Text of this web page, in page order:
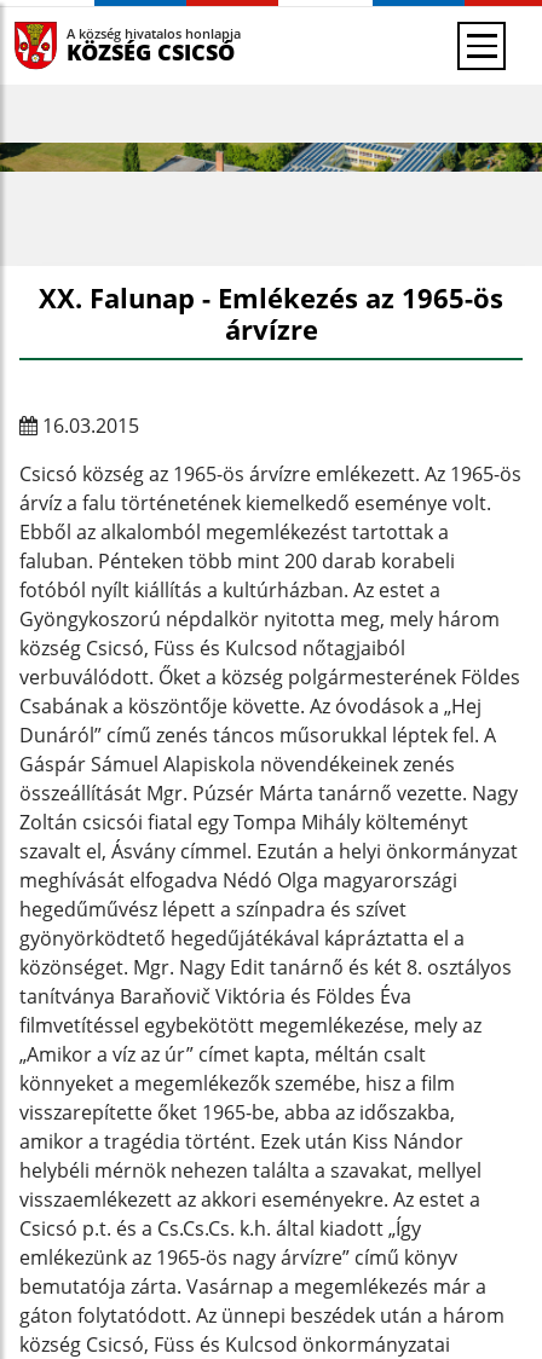
A község hivatalos honlapja
KÖZSÉG CSICSÓ
XX. Falunap - Emlékezés az 1965-ös
árvízre
16.03.2015
Csicsó község az 1965-ös árvízre emlékezett. Az 1965-ös
árvíz a falu történetének kiemelkedő eseménye volt.
Ebből az alkalomból megemlékezést tartottak a
faluban. Pénteken több mint 200 darab korabeli
fotóból nyílt kiállítás a kultúrházban. Az estet a
Gyöngykoszorú népdalkör nyitotta meg, mely három
község Csicsó, Füss és Kulcsod nőtagjaiból
verbuválódott. Őket a község polgármesterének Földes
Csabának a köszöntője követte. Az óvodások a „Hej
Dunáról” című zenés táncos műsorukkal léptek fel. A
Gáspár Sámuel Alapiskola növendékeinek zenés
összeállítását Mgr. Púzsér Márta tanárnő vezette. Nagy
Zoltán csicsói fiatal egy Tompa Mihály költeményt
szavalt el, Ásvány címmel. Ezután a helyi önkormányzat
meghívását elfogadva Nédó Olga magyarországi
hegedűművész lépett a színpadra és szívet
gyönyörködtető hegedűjátékával kápráztatta el a
közönséget. Mgr. Nagy Edit tanárnő és két 8. osztályos
tanítványa Baraňovič Viktória és Földes Éva
filmvetítéssel egybekötött megemlékezése, mely az
„Amikor a víz az úr” címet kapta, méltán csalt
könnyeket a megemlékezők szemébe, hisz a film
visszarepítette őket 1965-be, abba az időszakba,
amikor a tragédia történt. Ezek után Kiss Nándor
helybéli mérnök nehezen találta a szavakat, mellyel
visszaemlékezett az akkori eseményekre. Az estet a
Csicsó p.t. és a Cs.Cs.Cs. k.h. által kiadott „Így
emlékezünk az 1965-ös nagy árvízre” című könyv
bemutatója zárta. Vasárnap a megemlékezés már a
gáton folytatódott. Az ünnepi beszédek után a három
község Csicsó, Füss és Kulcsod önkormányzatai